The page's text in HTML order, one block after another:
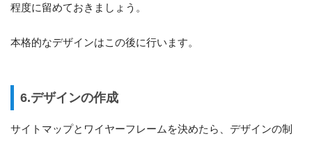
程度に留めておきましょう。
本格的なデザインはこの後に行います。
6.デザインの作成
サイトマップとワイヤーフレームを決めたら、デザインの制